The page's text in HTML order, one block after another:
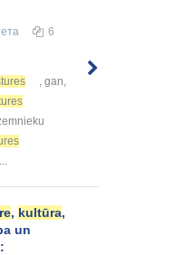
6
, gan,
, kultūra,
un